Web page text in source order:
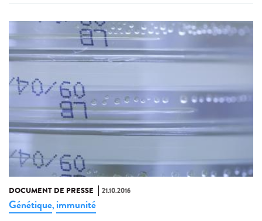
DOCUMENT DE PRESSE 21.10.2016
Génétique, immunité